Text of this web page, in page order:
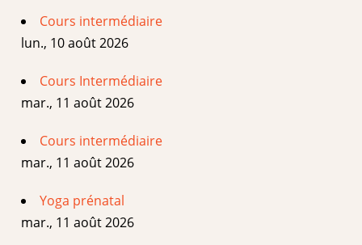
Cours intermédiaire
lun., 10 août 2026
Cours Intermédiaire
mar., 11 août 2026
Cours intermédiaire
mar., 11 août 2026
Yoga prénatal
mar., 11 août 2026